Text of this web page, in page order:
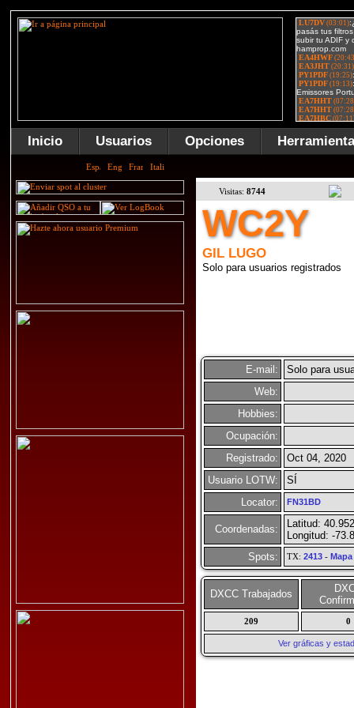
Inicio Usuarios Opciones
Visitas: 8744
WC2Y
GIL LUGO
Solo para usuarios registrados
E-mail:
Solo para
Web:
Hobbies:
Ocupación:
Registrado:
Oct 04, 2020
Usuario LOTW:
SÍ
Locator:
FN31BD
Coordenadas:
Latitud:
Longitud: -
Spots:
TX: 2413- Mapa
DXCC Trabajados
209 0
Ver gráficas y